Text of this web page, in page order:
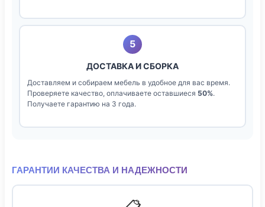
5
ДОСТАВКА И СБОРКА
Доставляем и собираем мебель в удобное для вас время.
Проверяете качество, оплачиваете оставшиеся 50%.
Получаете гарантию на 3 года.
ГАРАНТИИ КАЧЕСТВА И НАДЕЖНОСТИ